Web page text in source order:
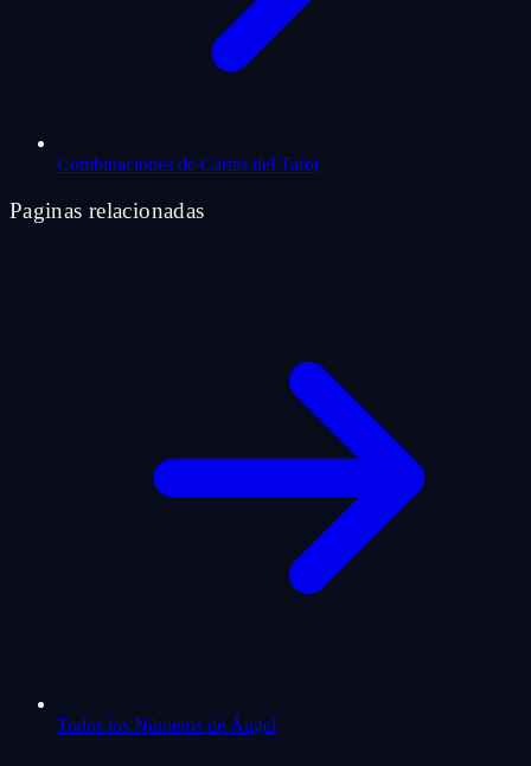
Combinaciones de Cartas del Tarot
Paginas relacionadas
Todos los Números de Ángel